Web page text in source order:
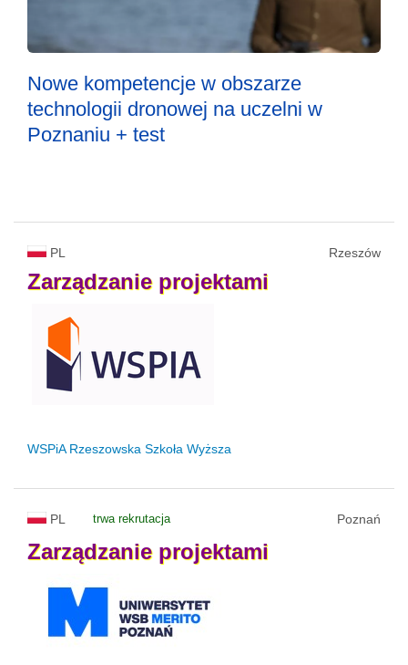
Nowe kompetencje w obszarze
technologii dronowej na uczelni w
Poznaniu + test
PL Rzeszów
Zarządzanie projektami
WSPiA Rzeszowska Szkoła Wyższa
PL trwa rekrutacja Poznań
Zarządzanie projektami